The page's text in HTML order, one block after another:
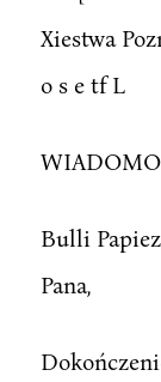
Xiestwa
o s e tf L
Bulli
Pana,